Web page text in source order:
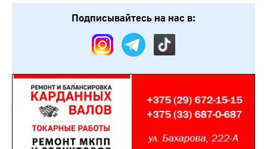
Подписывайтесь на нас в: